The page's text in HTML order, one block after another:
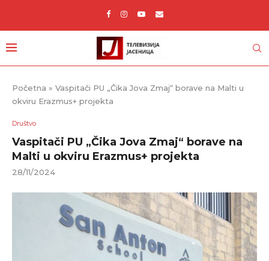
Početna » Vaspitači PU „Čika Jova Zmaj“ borave na Malti u
okviru Erazmus+ projekta
Društvo
Vaspitači PU „Čika Jova Zmaj“ borave na
Malti u okviru Erazmus+ projekta
28/11/2024